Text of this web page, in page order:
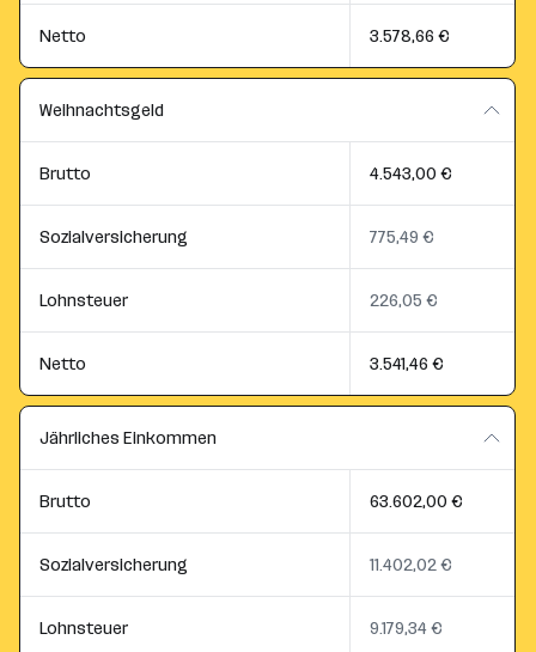
Netto 3.578,66 €
Weihnachtsgeld
Brutto 4.543,00 €
Sozialversicherung 775,49 €
Lohnsteuer 226,05 €
Netto 3.541,46 €
Jährliches Einkommen
Brutto 63.602,00 €
Sozialversicherung 11.402,02 €
Lohnsteuer 9.179,34 €